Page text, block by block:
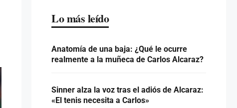
Lo más leído
Anatomía de una baja: ¿Qué le ocurre
realmente a la muñeca de Carlos Alcaraz?
Sinner alza la voz tras el adiós de Alcaraz:
«El tenis necesita a Carlos»